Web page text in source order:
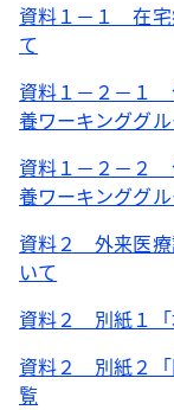
資料１－１ 在宅
て
資料１－２－１
養ワーキンググ
資料１－２－２
養ワーキンググ
資料２ 外来医療
いて
資料２ 別紙１「
資料２ 別紙２「
覧